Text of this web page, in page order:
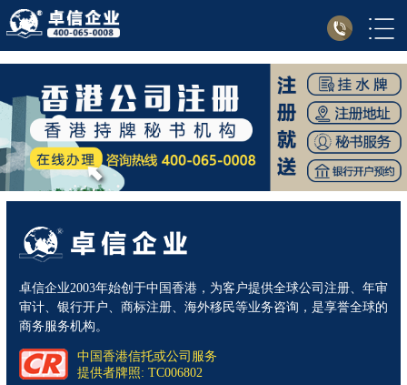
卓信企业2003年始创于中国香港，为客户提供全球公司注册、年审
审计、银行开户、商标注册、海外移民等业务咨询，是享誉全球的
商务服务机构。
中国香港信托或公司服务
提供者牌照: TC006802